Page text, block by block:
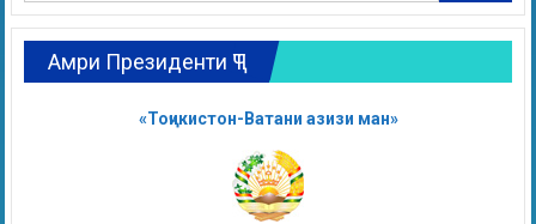
Амри Президенти ҶТ
«Тоҷикистон-Ватани азизи ман»